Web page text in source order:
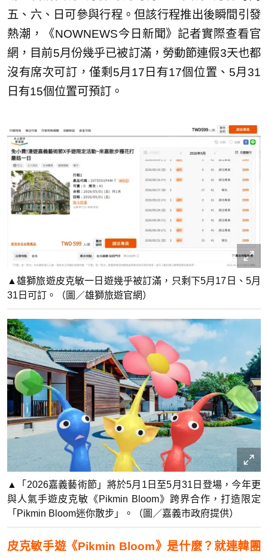
五、六、日可參與行程。但該行程推出後瞬間引發
熱潮，《NOWNEWS今日新聞》記者實際查看官
網，目前5月份幾乎已被訂滿，勞動節連假3天也都
沒有席次可訂，僅剩5月17日有17個位置、5月31
日有15個位置可預訂。
▲雄獅旅遊皮克敏一日遊幾乎被訂滿，只剩下5月17日、5月
31日可訂。（圖／雄獅旅遊官網）
▲「2026嘉義藝術節」將於5月1日至5月31日登場，今年更
與人氣手遊皮克敏《Pikmin Bloom》跨界合作，打造限定
「Pikmin Bloom迷你散步」。（圖／嘉義市政府提供）
皮克敏手遊《Pikmin Bloom》是什麼？就連韓團